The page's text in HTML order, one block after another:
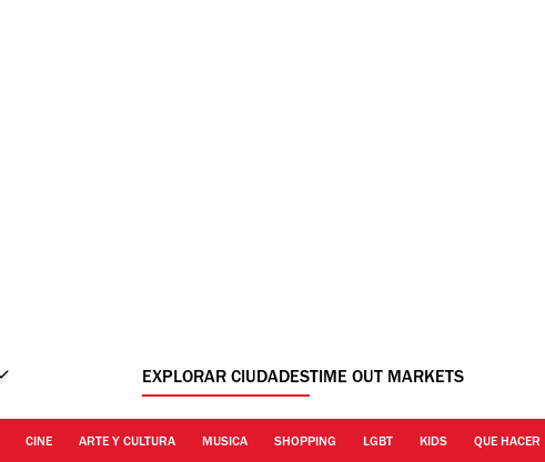
EXPLORAR CIUDADESTIME OUT MARKETS
CINE ARTE Y CULTURA MUSICA SHOPPING LGBT KIDS QUE HACER